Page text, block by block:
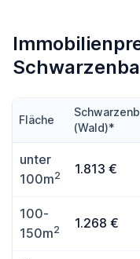
Fläche
(Wald)*
unter
100m2 1.813 €
100-
150m2 1.268 €